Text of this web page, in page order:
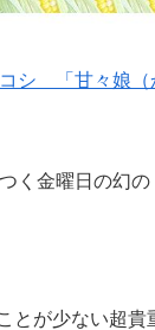
シ 「甘々娘（
く金曜日の幻の
とが少ない超貴